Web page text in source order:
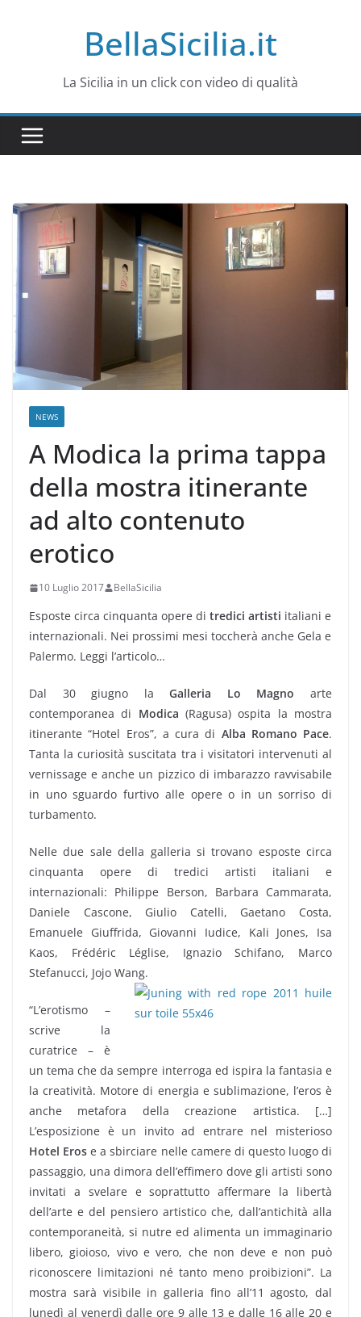
BellaSicilia.it
La Sicilia in un click con video di qualità
NEWS
A Modica la prima tappa
della mostra itinerante
ad alto contenuto
erotico
10 Luglio 2017 BellaSicilia
Esposte circa cinquanta opere di tredici artisti italiani e
internazionali. Nei prossimi mesi toccherà anche Gela e
Palermo. Leggi l’articolo…
Dal 30 giugno la Galleria Lo Magno arte
contemporanea di Modica (Ragusa) ospita la mostra
itinerante “Hotel Eros”, a cura di Alba Romano Pace.
Tanta la curiosità suscitata tra i visitatori intervenuti al
vernissage e anche un pizzico di imbarazzo ravvisabile
in uno sguardo furtivo alle opere o in un sorriso di
turbamento.
Nelle due sale della galleria si trovano esposte circa
cinquanta opere di tredici artisti italiani e
internazionali: Philippe Berson, Barbara Cammarata,
Daniele Cascone, Giulio Catelli, Gaetano Costa,
Emanuele Giuffrida, Giovanni Iudice, Kali Jones, Isa
Kaos, Frédéric Léglise, Ignazio Schifano, Marco
Stefanucci, Jojo Wang.
“L’erotismo –
scrive la
curatrice – è
un tema che da sempre interroga ed ispira la fantasia e
la creatività. Motore di energia e sublimazione, l’eros è
anche metafora della creazione artistica. […]
L’esposizione è un invito ad entrare nel misterioso
Hotel Eros e a sbirciare nelle camere di questo luogo di
passaggio, una dimora dell’effimero dove gli artisti sono
invitati a svelare e soprattutto affermare la libertà
dell’arte e del pensiero artistico che, dall’antichità alla
contemporaneità, si nutre ed alimenta un immaginario
libero, gioioso, vivo e vero, che non deve e non può
riconoscere limitazioni né tanto meno proibizioni”. La
mostra sarà visibile in galleria fino all’11 agosto, dal
lunedì al venerdì dalle ore 9 alle 13 e dalle 16 alle 20 e